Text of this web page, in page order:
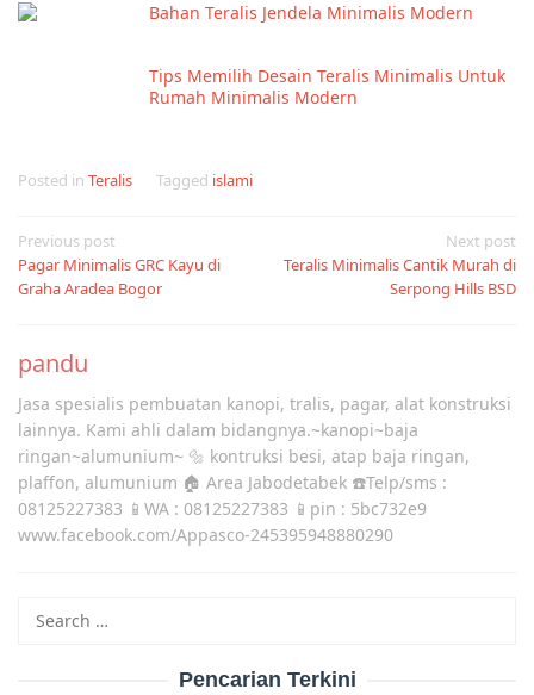
Bahan Teralis Jendela Minimalis Modern
Tips Memilih Desain Teralis Minimalis Untuk
Rumah Minimalis Modern
Posted in Teralis Tagged islami
Post
navigation
Previous post
Pagar Minimalis GRC Kayu di
Graha Aradea Bogor
Next post
Teralis Minimalis Cantik Murah di
Serpong Hills BSD
pandu
Jasa spesialis pembuatan kanopi, tralis, pagar, alat konstruksi
lainnya. Kami ahli dalam bidangnya.~kanopi~baja
ringan~alumunium~ 🔩 kontruksi besi, atap baja ringan,
plaffon, alumunium 🏠 Area Jabodetabek ☎️Telp/sms :
08125227383 📱WA : 08125227383 📱pin : 5bc732e9
www.facebook.com/Appasco-245395948880290
for:
Pencarian Terkini